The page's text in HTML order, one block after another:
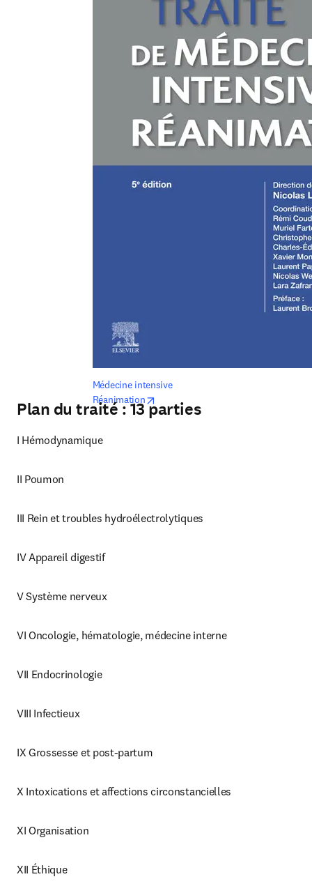
Médecine intensive
Réanimation
Plan du traité : 13 parties
I Hémodynamique
II Poumon
III Rein et troubles hydroélectrolytiques
IV Appareil digestif
V Système nerveux
VI Oncologie, hématologie, médecine interne
VII Endocrinologie
VIII Infectieux
IX Grossesse et post-partum
X Intoxications et affections circonstancielles
XI Organisation
XII Éthique